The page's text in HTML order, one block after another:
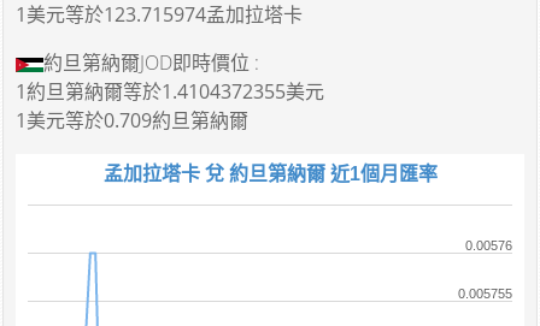
1美元等於123.715974孟加拉塔卡
約旦第納爾JOD即時價位 :
1約旦第納爾等於1.4104372355美元
1美元等於0.709約旦第納爾
孟加拉塔卡 兌 約旦第納爾 近1個月匯率
0.005755
0.00576